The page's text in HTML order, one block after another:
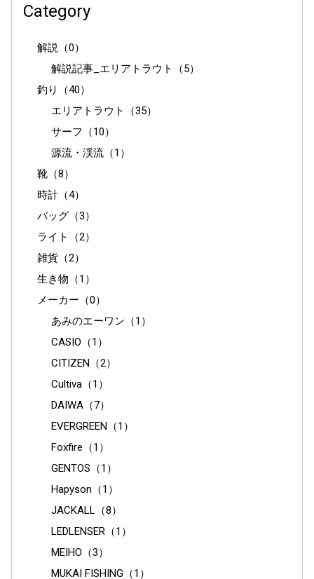
Category
解説（0）
解説記事_エリアトラウト（5）
釣り（40）
エリアトラウト（35）
サーフ（10）
源流・渓流（1）
靴（8）
時計（4）
バッグ（3）
ライト（2）
雑貨（2）
生き物（1）
メーカー（0）
あみのエーワン（1）
CASIO（1）
CITIZEN（2）
Cultiva（1）
DAIWA（7）
EVERGREEN（1）
Foxfire（1）
GENTOS（1）
Hapyson（1）
JACKALL（8）
LEDLENSER（1）
MEIHO（3）
MUKAI FISHING（1）